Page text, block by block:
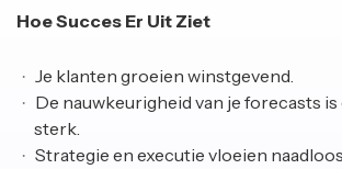
Hoe Succes Er Uit Ziet
Je klanten groeien winstgevend.
De nauwkeurigheid van je forecasts
sterk.
Strategie en executie vloeien